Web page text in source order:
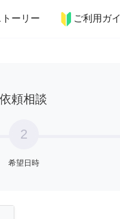
トーリー ご利用ガ
い事 ペット 料理
依頼相談
2
希望日時